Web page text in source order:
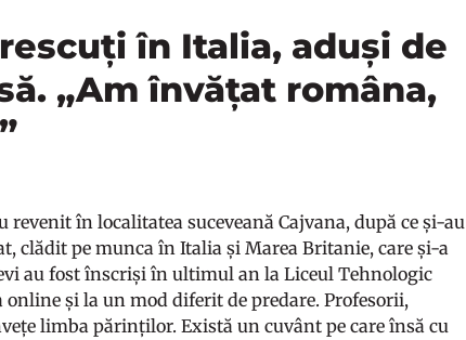
în Italia, aduși de
„Am învățat româna,
în localitatea suceveană Cajvana, după ce și-au
clădit pe munca în Italia și Marea Britanie, care și-a
au fost înscriși în ultimul an la Liceul Tehnologic
online și la un mod diferit de predare. Profesorii,
limba părinților. Există un cuvânt pe care însă cu